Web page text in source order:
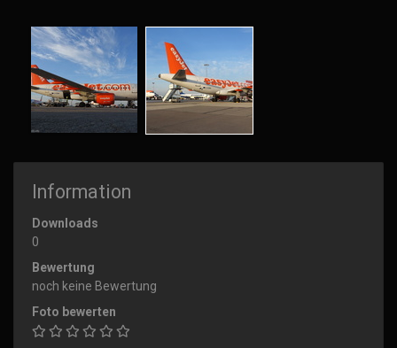
Information
Downloads
0
Bewertung
noch keine Bewertung
Foto bewerten